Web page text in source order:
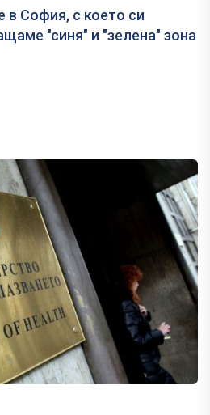
в София, с което си
"синя" и "зелена" зона